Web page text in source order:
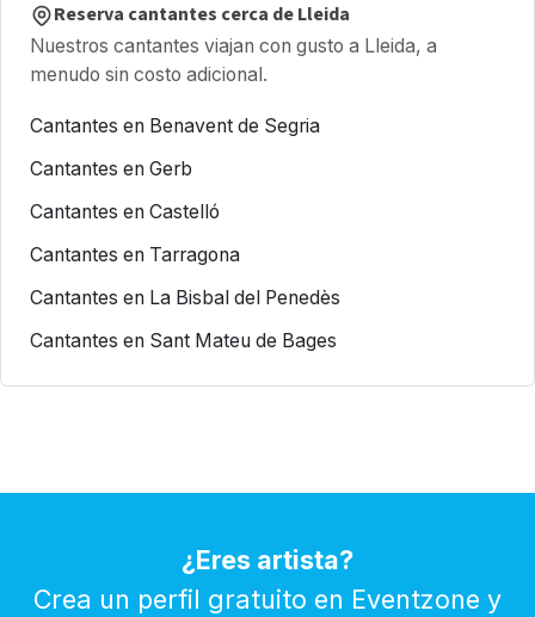
Reserva cantantes cerca de Lleida
Nuestros cantantes viajan con gusto a Lleida, a
menudo sin costo adicional.
Cantantes en Benavent de Segria
Cantantes en Gerb
Cantantes en Castelló
Cantantes en Tarragona
Cantantes en La Bisbal del Penedès
Cantantes en Sant Mateu de Bages
¿Eres artista?
Crea un perfil gratuito en Eventzone y